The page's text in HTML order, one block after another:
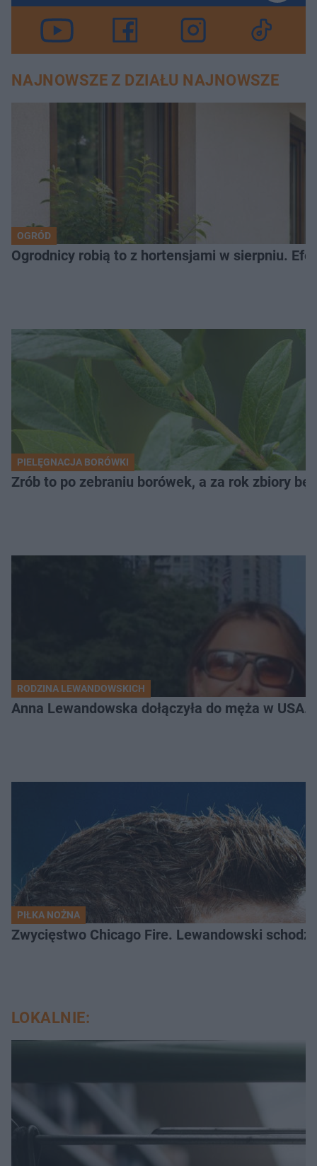
NAJNOWSZE Z DZIAŁU NAJNOWSZE
OGRÓD
Ogrodnicy robią to z hortensjami w sierpniu.
PIELĘGNACJA BORÓWKI
Zrób to po zebraniu borówek, a za rok zbiory
RODZINA LEWANDOWSKICH
Anna Lewandowska dołączyła do męża w
PIŁKA NOŻNA
Zwycięstwo Chicago Fire. Lewandowski
LOKALNIE: